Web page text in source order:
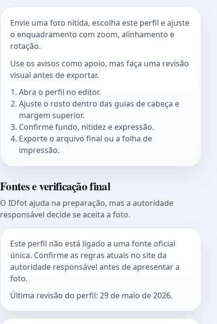
Envie uma foto nítida, escolha este perfil e ajuste
o enquadramento com zoom, alinhamento e
rotação.
Use os avisos como apoio, mas faça uma revisão
visual antes de exportar.
Abra o perfil no editor.
Ajuste o rosto dentro das guias de cabeça e
margem superior.
Confirme fundo, nitidez e expressão.
Exporte o arquivo final ou a folha de
impressão.
Fontes e verificação final
O IDfot ajuda na preparação, mas a autoridade
responsável decide se aceita a foto.
Este perfil não está ligado a uma fonte oficial
única. Confirme as regras atuais no site da
autoridade responsável antes de apresentar a
foto.
Última revisão do perfil: 29 de maio de 2026.